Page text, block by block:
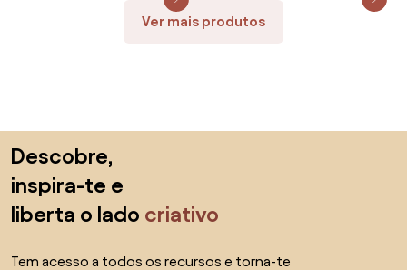
Ver mais produtos
Descobre,
inspira-te e
liberta o lado criativo
Tem acesso a todos os recursos e torna-te